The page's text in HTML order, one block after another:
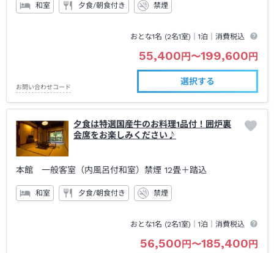
和室 夕食/朝食付き 禁煙
おとな1名 (2名1室)｜1泊 ｜消費税込
55,400円〜199,600円
お問い合わせコード
選択する
夕食は特選国産牛のお料理1品付！囲炉裏
会席をお楽しみください♪
本館 一般客室（内風呂付和室）禁煙 12畳＋踏込
和室 夕食/朝食付き 禁煙
おとな1名 (2名1室)｜1泊 ｜消費税込
56,500円〜185,400円